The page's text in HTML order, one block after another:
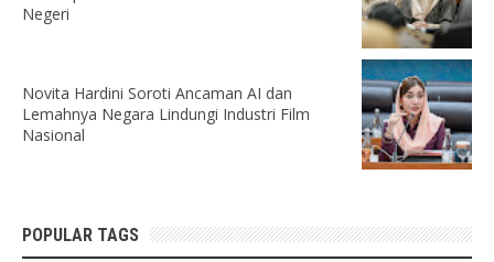
Negeri
Novita Hardini Soroti Ancaman AI dan
Lemahnya Negara Lindungi Industri Film
Nasional
POPULAR TAGS